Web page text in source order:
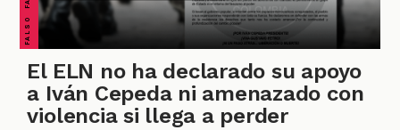
El ELN no ha declarado su apoyo
a Iván Cepeda ni amenazado con
violencia si llega a perder